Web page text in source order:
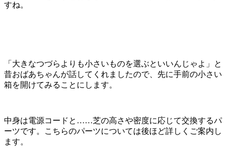
すね。
「大きなつづらよりも小さいものを選ぶといいんじゃよ」と
昔おばあちゃんが話してくれましたので、先に手前の小さい
箱を開けてみることにします。
中身は電源コードと……芝の高さや密度に応じて交換するパ
ーツです。こちらのパーツについては後ほど詳しくご案内し
ます。